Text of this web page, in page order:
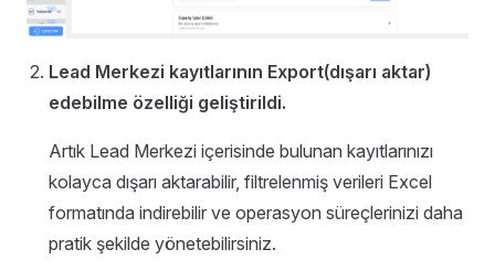
Lead Merkezi kayıtlarının Export(dışarı aktar)
edebilme özelliği geliştirildi.
Artık Lead Merkezi içerisinde bulunan kayıtlarınızı
kolayca dışarı aktarabilir, filtrelenmiş verileri Excel
formatında indirebilir ve operasyon süreçlerinizi daha
pratik şekilde yönetebilirsiniz.